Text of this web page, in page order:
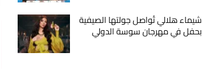
شيماء هلالي تُواصل جولتها الصيفية
بحفل في مهرجان سوسة الدولي